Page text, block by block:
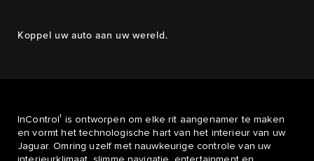
Koppel uw auto aan uw wereld.
InControl 1
is ontworpen om elke rit aangenamer te maken
en vormt het technologische hart van het interieur van uw
Jaguar. Omring uzelf met nauwkeurige controle van uw